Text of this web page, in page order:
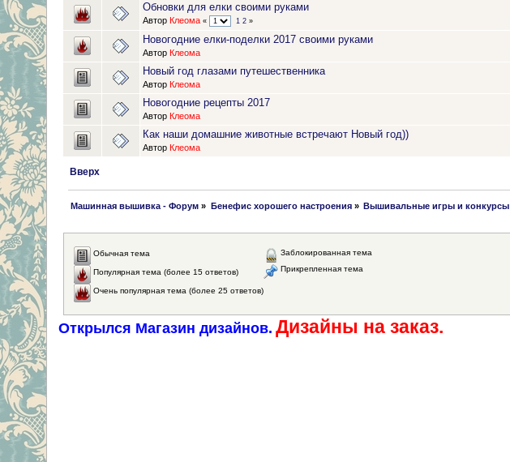
Обновки для елки своими руками
Автор Клеома « 1 2 »
Новогодние елки-поделки 2017 своими руками
Автор Клеома
Новый год глазами путешественника
Автор Клеома
Новогодние рецепты 2017
Автор Клеома
Как наши домашние животные встречают Новый год))
Автор Клеома
Вверх
Машинная вышивка - Форум » Бенефис хорошего настроения» Вышивальные игры и конкурсы
Обычная тема
Популярная тема (более 15 ответов)
Очень популярная тема (более 25 ответов)
Заблокированная тема
Прикрепленная тема
Открылся Магазин дизайнов. Дизайны на заказ.